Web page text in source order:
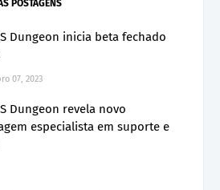
POSTAGENS
Dungeon inicia beta fechado
07, 2023
Dungeon revela novo
especialista em suporte e